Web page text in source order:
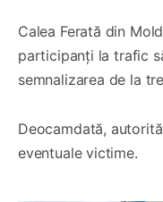
Calea Ferată din
participanți la trafic
semnalizarea de la
Deocamdată,
eventuale victime.